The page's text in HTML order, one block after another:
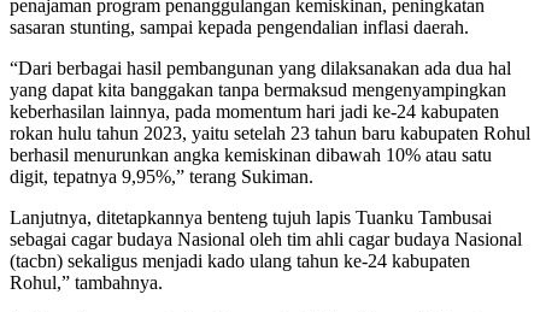
penajaman program penanggulangan kemiskinan, peningkatan
sasaran stunting, sampai kepada pengendalian inflasi daerah.
“Dari berbagai hasil pembangunan yang dilaksanakan ada dua hal
yang dapat kita banggakan tanpa bermaksud mengenyampingkan
keberhasilan lainnya, pada momentum hari jadi ke-24 kabupaten
rokan hulu tahun 2023, yaitu setelah 23 tahun baru kabupaten Rohul
berhasil menurunkan angka kemiskinan dibawah 10% atau satu
digit, tepatnya 9,95%,” terang Sukiman.
Lanjutnya, ditetapkannya benteng tujuh lapis Tuanku Tambusai
sebagai cagar budaya Nasional oleh tim ahli cagar budaya Nasional
(tacbn) sekaligus menjadi kado ulang tahun ke-24 kabupaten
Rohul,” tambahnya.